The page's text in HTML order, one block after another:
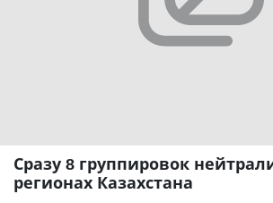
Сразу 8 группировок
регионах Казахстана